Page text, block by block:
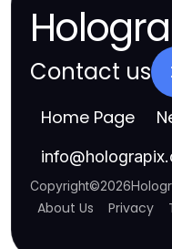
Contact us
Home Page
info@
Copyright©2026
About Us Privacy